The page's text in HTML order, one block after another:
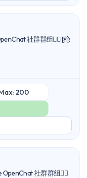
社群群组🙋‍♂️ [稳
200
社群群组🙋‍♀️